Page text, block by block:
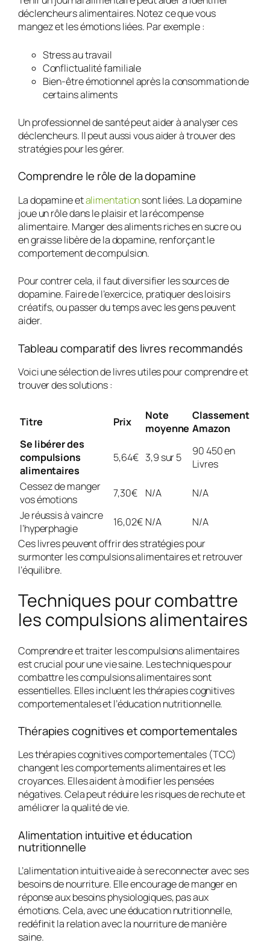
déclencheurs alimentaires. Notez ce que vous
mangez et les émotions liées. Par exemple :
Stress au travail
Conflictualité familiale
Bien-être émotionnel après la consommation de
certains aliments
Un professionnel de santé peut aider à analyser ces
déclencheurs. Il peut aussi vous aider à trouver des
stratégies pour les gérer.
Comprendre le rôle de la dopamine
Ladopamine etalimentationsont liées. La dopamine
joue un rôle dans le plaisir et la récompense
alimentaire. Manger des aliments riches en sucre ou
en graisse libère de la dopamine, renforçant le
comportement de compulsion.
Pour contrer cela, il faut diversifier les sources de
dopamine. Faire de l’exercice, pratiquer des loisirs
créatifs, ou passer du temps avec les gens peuvent
aider.
Tableau comparatif des livres recommandés
Voici une sélection de livres utiles pour comprendre et
trouver des solutions :
Titre Prix
Note
moyenne
Classement
Amazon
Se libérer des
compulsions
alimentaires
5,64€ 3,9 sur 5
90 450 en
Livres
Cessez de manger
vos émotions
7,30€ N/A
N/A
Je réussis à vaincre
l’hyperphagie
16,02€ N/A
N/A
Ces livres peuvent offrir des stratégies pour
surmonter les compulsions alimentaireset retrouver
l’équilibre.
Techniques pour combattre
les compulsions alimentaires
Comprendre et traiter les compulsions alimentaires
est crucial pour une vie saine. Lestechniques pour
combattre les compulsions alimentairessont
essentielles. Elles incluent lesthérapies cognitives
comportementaleset l’éducation nutritionnelle.
Thérapies cognitives et comportementales
Lesthérapies cognitives comportementales(TCC)
changent les comportements alimentaires et les
croyances. Elles aident à modifier les pensées
négatives. Cela peut réduire les risques de rechute et
améliorer la qualité de vie.
Alimentation intuitive et éducation
nutritionnelle
L’alimentation intuitive aide à se reconnecter avec ses
besoins de nourriture. Elle encourage de manger en
réponse aux besoins physiologiques, pas aux
émotions. Cela, avec uneéducation nutritionnelle,
redéfinit la relation avec la nourriture de manière
saine.